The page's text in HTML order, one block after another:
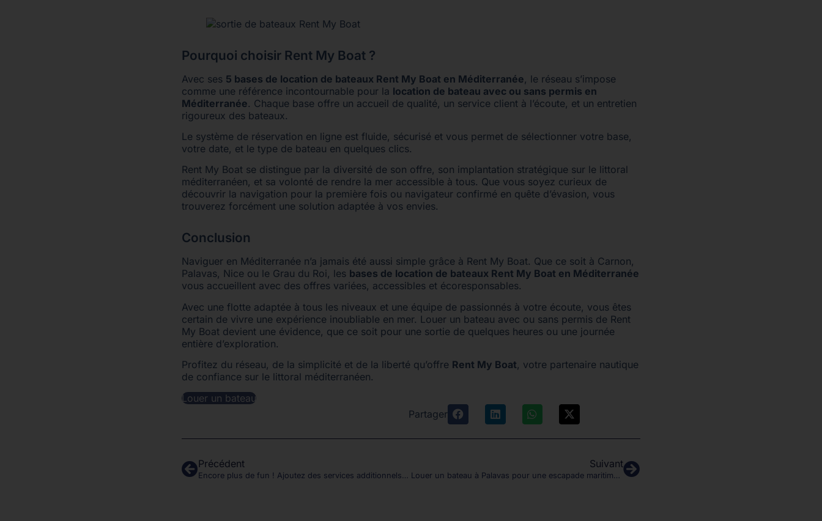
Pourquoi choisir Rent My Boat ?
Avec ses 5 bases de location de bateaux Rent My Boat en Méditerranée, le réseau s’impose
comme une référence incontournable pour la location de bateau avec ou sans permis en
Méditerranée. Chaque base offre un accueil de qualité, un service client à l’écoute, et un entretien
rigoureux des bateaux.
Le système de réservation en ligne est fluide, sécurisé et vous permet de sélectionner votre base,
votre date, et le type de bateau en quelques clics.
Rent My Boat se distingue par la diversité de son offre, son implantation stratégique sur le littoral
méditerranéen, et sa volonté de rendre la mer accessible à tous. Que vous soyez curieux de
découvrir la navigation pour la première fois ou navigateur confirmé en quête d’évasion, vous
trouverez forcément une solution adaptée à vos envies.
Conclusion
Naviguer en Méditerranée n’a jamais été aussi simple grâce à Rent My Boat. Que ce soit à Carnon,
Palavas, Nice ou le Grau du Roi, les bases de location de bateaux Rent My Boat en Méditerranée
vous accueillent avec des offres variées, accessibles et écoresponsables.
Avec une flotte adaptée à tous les niveaux et une équipe de passionnés à votre écoute, vous êtes
certain de vivre une expérience inoubliable en mer. Louer un bateau avec ou sans permis de Rent
My Boat devient une évidence, que ce soit pour une sortie de quelques heures ou une journée
entière d’exploration.
Profitez du réseau, de la simplicité et de la liberté qu’offre Rent My Boat, votre partenaire nautique
de confiance sur le littoral méditerranéen.
Louer un bateau
Partager
Précédent Suivant